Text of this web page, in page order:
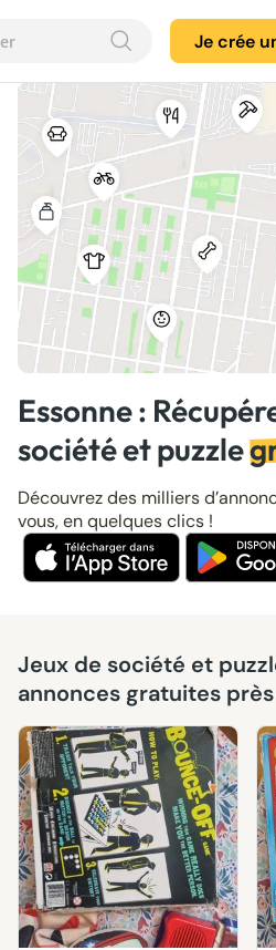
Je crée
Essonne :
société et puzzle
Découvrez des milliers
vous, en quelques clics !
Jeux de société et puzzle : les dernières
annonces gratuites